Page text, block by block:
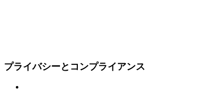
プライバシーとコンプライアンス